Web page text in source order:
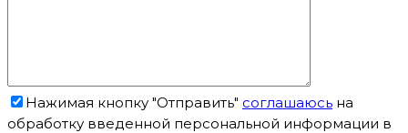
Нажимая кнопку "Отправить" соглашаюсь на
обработку введенной персональной информации в